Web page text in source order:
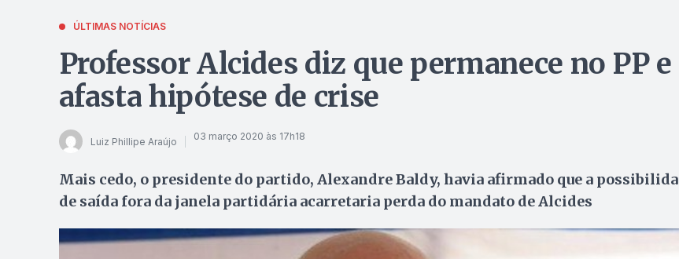
ÚLTIMAS NOTÍCIAS
Professor Alcides diz que permanece no PP e
afasta hipótese de crise
Luiz Phillipe Araújo 03 março 2020 às 17h18
Mais cedo, o presidente do partido, Alexandre Baldy, havia afirmado que a
de saída fora da janela partidária acarretaria perda do mandato de Alcides